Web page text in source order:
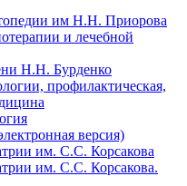
им Н.Н. Приорова
и лечебной
Н.Н. Бурденко
профилактическая,
версия)
им. С.С. Корсакова
им. С.С. Корсакова.